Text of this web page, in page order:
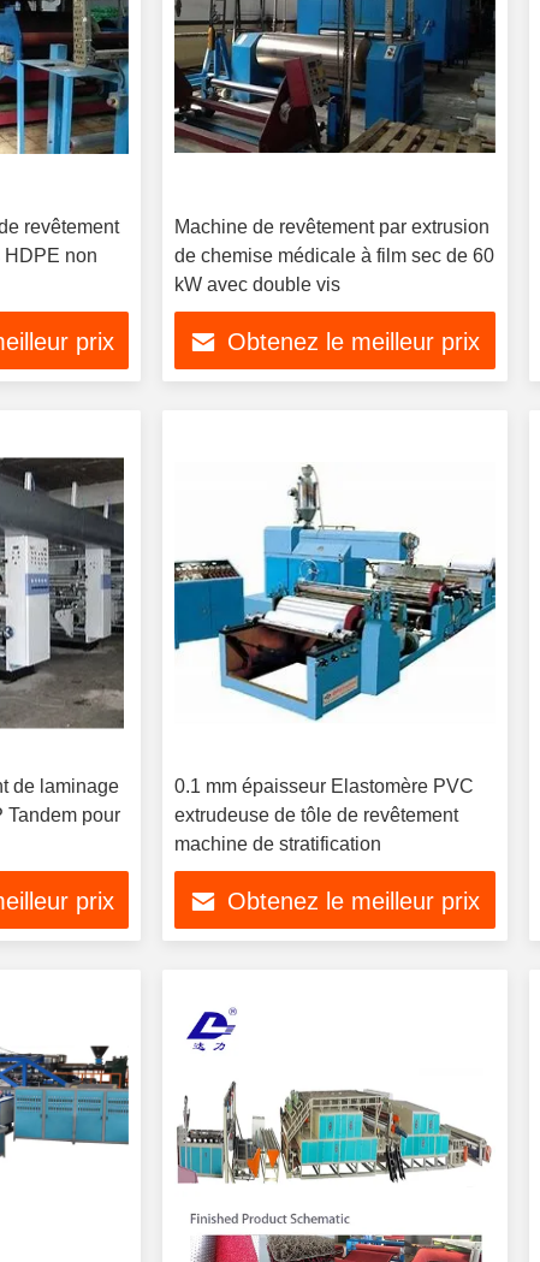
revêtement
HDPE non
prix
Machine de revêtement par extrusion
de chemise médicale à film sec de 60
kW avec double vis
Obtenez le meilleur prix
de laminage
Tandem pour
prix
0.1 mm épaisseur Elastomère PVC
extrudeuse de tôle de revêtement
machine de stratification
Obtenez le meilleur prix